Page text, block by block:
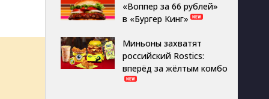
«Воппер за 66 рублей»
в «Бургер Кинг»
Миньоны захватят
российский Rostics:
вперёд за жёлтым комбо